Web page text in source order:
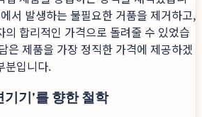
서 발생하는 불필요한 거품을 제거하고,
의 합리적인 가격으로 돌려줄 수 있었습
은 제품을 가장 정직한 가격에 제공하겠
분입니다.
기'를 향한 철학